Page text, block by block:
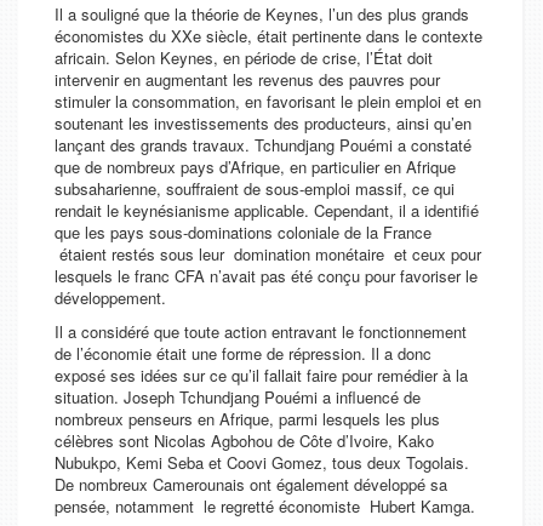
Il a souligné que la théorie de Keynes, l’un des plus grands
économistes du XXe siècle, était pertinente dans le contexte
africain. Selon Keynes, en période de crise, l’État doit
intervenir en augmentant les revenus des pauvres pour
stimuler la consommation, en favorisant le plein emploi et en
soutenant les investissements des producteurs, ainsi qu’en
lançant des grands travaux. Tchundjang Pouémi a constaté
que de nombreux pays d’Afrique, en particulier en Afrique
subsaharienne, souffraient de sous-emploi massif, ce qui
rendait le keynésianisme applicable. Cependant, il a identifié
que les pays sous-dominations coloniale de la France
étaient restés sous leur domination monétaire et ceux pour
lesquels le franc CFA n’avait pas été conçu pour favoriser le
développement.
Il a considéré que toute action entravant le fonctionnement
de l’économie était une forme de répression. Il a donc
exposé ses idées sur ce qu’il fallait faire pour remédier à la
situation. Joseph Tchundjang Pouémi a influencé de
nombreux penseurs en Afrique, parmi lesquels les plus
célèbres sont Nicolas Agbohou de Côte d’Ivoire, Kako
Nubukpo, Kemi Seba et Coovi Gomez, tous deux Togolais.
De nombreux Camerounais ont également développé sa
pensée, notamment le regretté économiste Hubert Kamga.